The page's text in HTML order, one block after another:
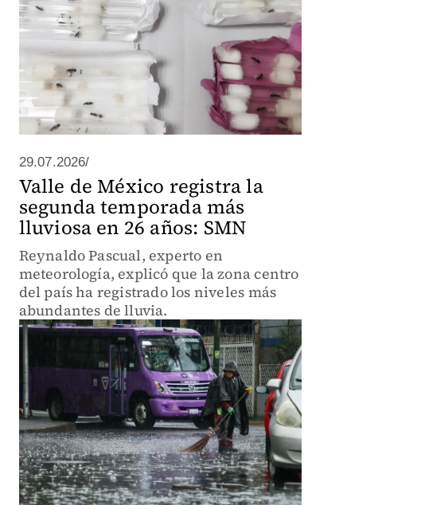
29.07.2026/
Valle de México registra la
segunda temporada más
lluviosa en 26 años: SMN
Reynaldo Pascual, experto en
meteorología, explicó que la zona centro
del país ha registrado los niveles más
abundantes de lluvia.